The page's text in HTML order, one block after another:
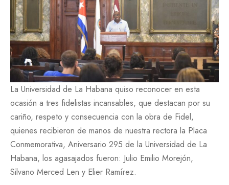
La Universidad de La Habana quiso reconocer en esta
ocasión a tres fidelistas incansables, que destacan por su
cariño, respeto y consecuencia con la obra de Fidel,
quienes recibieron de manos de nuestra rectora la Placa
Conmemorativa, Aniversario 295 de la Universidad de La
Habana, los agasajados fueron: Julio Emilio Morejón,
Silvano Merced Len y Elier Ramírez.